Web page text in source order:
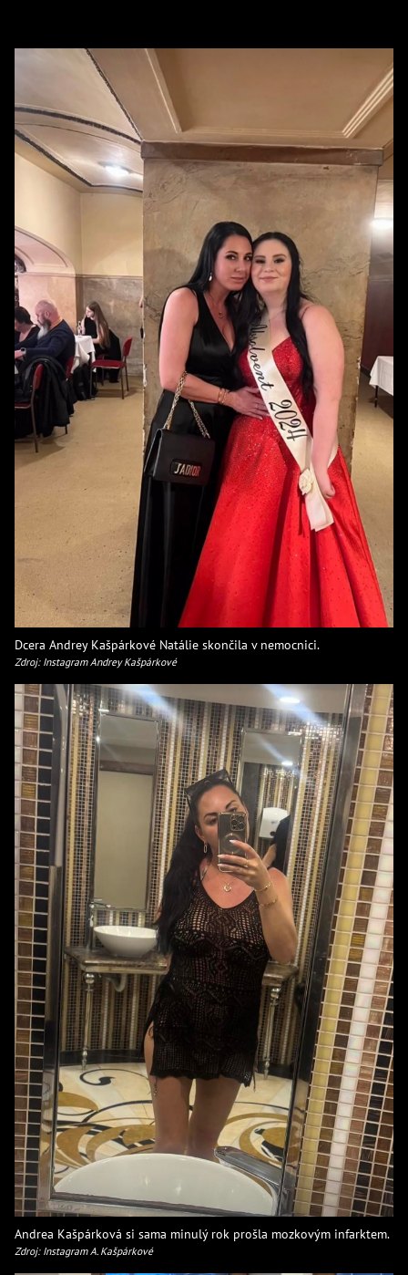
Dcera Andrey Kašpárkové Natálie skončila v nemocnici.
Zdroj: Instagram Andrey Kašpárkové
Andrea Kašpárková si sama minulý rok prošla mozkovým infarktem.
Zdroj: Instagram A. Kašpárkové